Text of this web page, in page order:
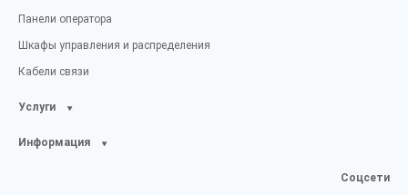
Панели оператора
Шкафы управления и распределения
Кабели связи
Услуги
Информация
Соцсети